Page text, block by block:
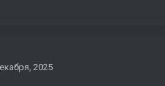
2025